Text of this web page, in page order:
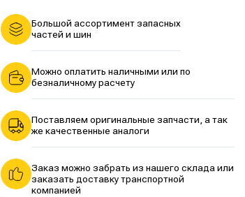
Большой ассортимент запасных
частей и шин
Можно оплатить наличными или по
безналичному расчету
Поставляем оригинальные запчасти, а так
же качественные аналоги
Заказ можно забрать из нашего склада или
заказать доставку транспортной
компанией